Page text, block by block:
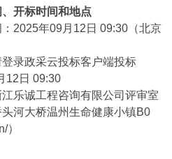
开标时间和地点
2025年09月12日 09:30 （北京
登录政采云投标客户端投标
12日 09:30
江乐诚工程咨询有限公司评审室
头河大桥温州生命健康小镇B0
）